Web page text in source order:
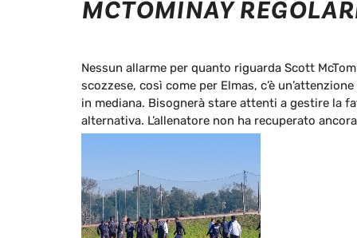
MCTOMINAY
Nessun allarme per quanto riguarda Scott
scozzese, così come per Elmas, c’è
in mediana. Bisognerà stare attenti a gestire la
alternativa. L’allenatore non ha recuperato